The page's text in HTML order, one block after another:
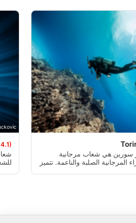
سورين هي شعاب مرجانية
الصلبة والناعمة. تتميز